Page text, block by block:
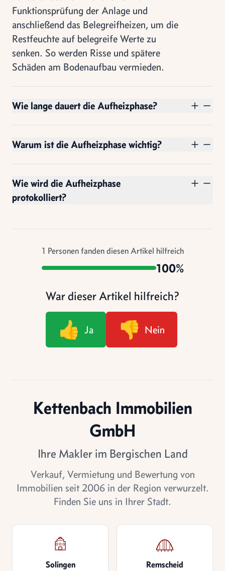
Funktionsprüfung der Anlage und
anschließend das Belegreifheizen, um die
Restfeuchte auf belegreife Werte zu
senken. So werden Risse und spätere
Schäden am Bodenaufbau vermieden.
Wie lange dauert die Aufheizphase?
Warum ist die Aufheizphase wichtig?
Wie wird die Aufheizphase
protokolliert?
1 Personen fanden diesen Artikel hilfreich
100%
War dieser Artikel hilfreich?
👍 Ja 👎 Nein
Kettenbach Immobilien
GmbH
Ihre Makler im Bergischen Land
Verkauf, Vermietung und Bewertung von
Immobilien seit 2006 in der Region verwurzelt.
Finden Sie uns in Ihrer Stadt.
Solingen Remscheid